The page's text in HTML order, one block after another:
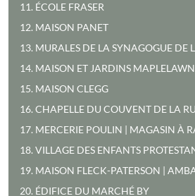
11. ÉCOLE FRASER
12. MAISON PANET
13. MURALES DE LA SYNAGOGUE DE
14. MAISON ET JARDINS MAPLELAWN
15. MAISON CLEGG
16. CHAPELLE DU COUVENT DE LA
17. MERCERIE POULIN | MAGASIN À
18. VILLAGE DES ENFANTS
19. MAISON FLECK-PATERSON |
20. ÉDIFICE DU MARCHÉ BY